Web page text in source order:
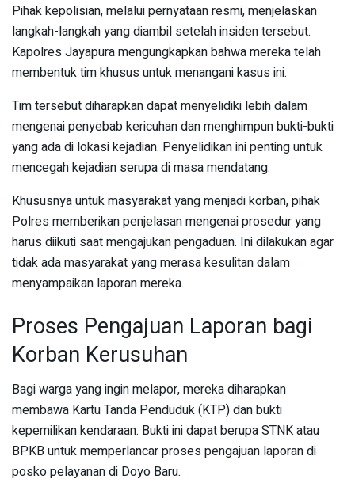
Pihak kepolisian, melalui pernyataan resmi, menjelaskan
langkah-langkah yang diambil setelah insiden tersebut.
Kapolres Jayapura mengungkapkan bahwa mereka telah
membentuk tim khusus untuk menangani kasus ini.
Tim tersebut diharapkan dapat menyelidiki lebih dalam
mengenai penyebab kericuhan dan menghimpun bukti-bukti
yang ada di lokasi kejadian. Penyelidikan ini penting untuk
mencegah kejadian serupa di masa mendatang.
Khususnya untuk masyarakat yang menjadi korban, pihak
Polres memberikan penjelasan mengenai prosedur yang
harus diikuti saat mengajukan pengaduan. Ini dilakukan agar
tidak ada masyarakat yang merasa kesulitan dalam
menyampaikan laporan mereka.
Proses Pengajuan Laporan bagi
Korban Kerusuhan
Bagi warga yang ingin melapor, mereka diharapkan
membawa Kartu Tanda Penduduk (KTP) dan bukti
kepemilikan kendaraan. Bukti ini dapat berupa STNK atau
BPKB untuk memperlancar proses pengajuan laporan di
posko pelayanan di Doyo Baru.